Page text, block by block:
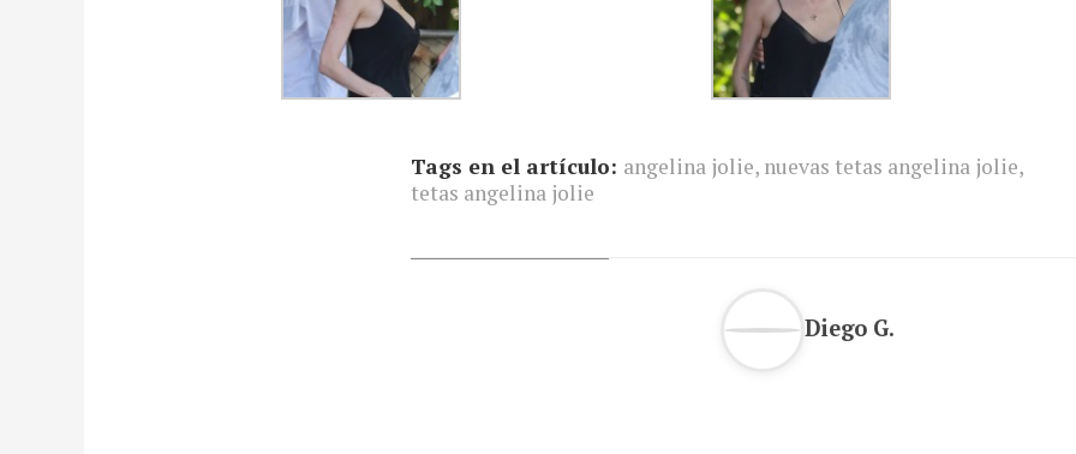
Tags en el artículo: angelina jolie, nuevas tetas angelina jolie,
tetas angelina jolie
Diego G.